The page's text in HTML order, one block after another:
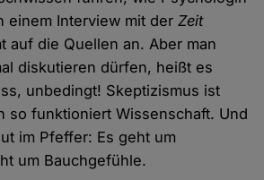
einem Interview mit derZeit
auf die Quellen an. Aber man
diskutieren dürfen, heißt es
unbedingt! Skeptizismus ist
so funktioniert Wissenschaft. Und
im Pfeffer: Es geht um
um Bauchgefühle.